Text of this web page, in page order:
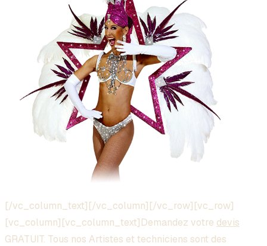
[/vc_column_text][/vc_column][/vc_row][vc_row]
[vc_column][vc_column_text]Demandez votre devis
GRATUIT. Tous nos Artistes et techniciens sont des